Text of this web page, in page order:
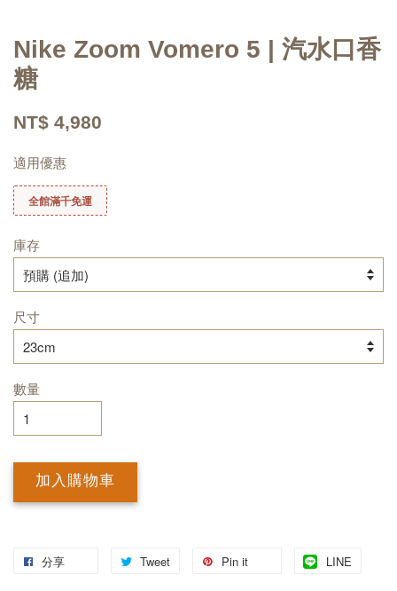
Nike Zoom Vomero 5 | 汽水口香
糖
NT$ 4,980
適用優惠
全館滿千免運
庫存
尺寸
數量
加入購物車
分享 Tweet Pin it LINE